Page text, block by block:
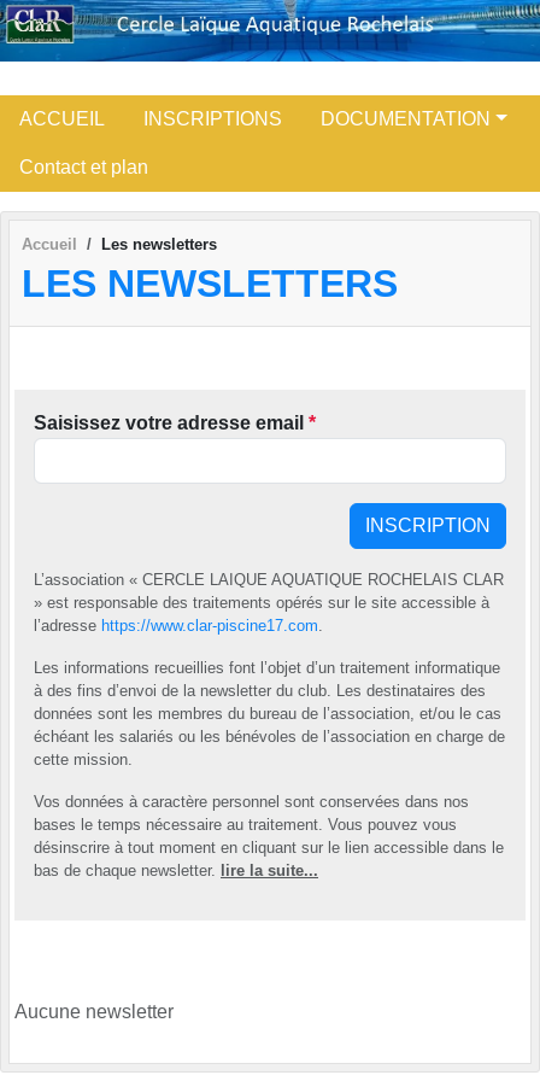
ACCUEIL INSCRIPTIONS DOCUMENTATION
Contact et plan
Accueil Les newsletters
LES NEWSLETTERS
Saisissez votre adresse email *
INSCRIPTION
L’association « CERCLE LAIQUE AQUATIQUE ROCHELAIS CLAR
» est responsable des traitements opérés sur le site accessible à
l’adresse https://www.clar-piscine17.com.
Les informations recueillies font l’objet d’un traitement informatique
à des fins d’envoi de la newsletter du club. Les destinataires des
données sont les membres du bureau de l’association, et/ou le cas
échéant les salariés ou les bénévoles de l’association en charge de
cette mission.
Vos données à caractère personnel sont conservées dans nos
bases le temps nécessaire au traitement. Vous pouvez vous
désinscrire à tout moment en cliquant sur le lien accessible dans le
bas de chaque newsletter.
lire la suite...
Aucune newsletter
Panneau de gestion des cookies